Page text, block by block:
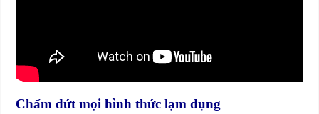
Chấm dứt mọi hình thức lạm dụng